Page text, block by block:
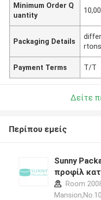
Minimum Order Q
uantity
Packaging Details
rtons
Payment Terms T/T
Δείτε
Περίπου εμείς
Sunny
προφίλ
Room